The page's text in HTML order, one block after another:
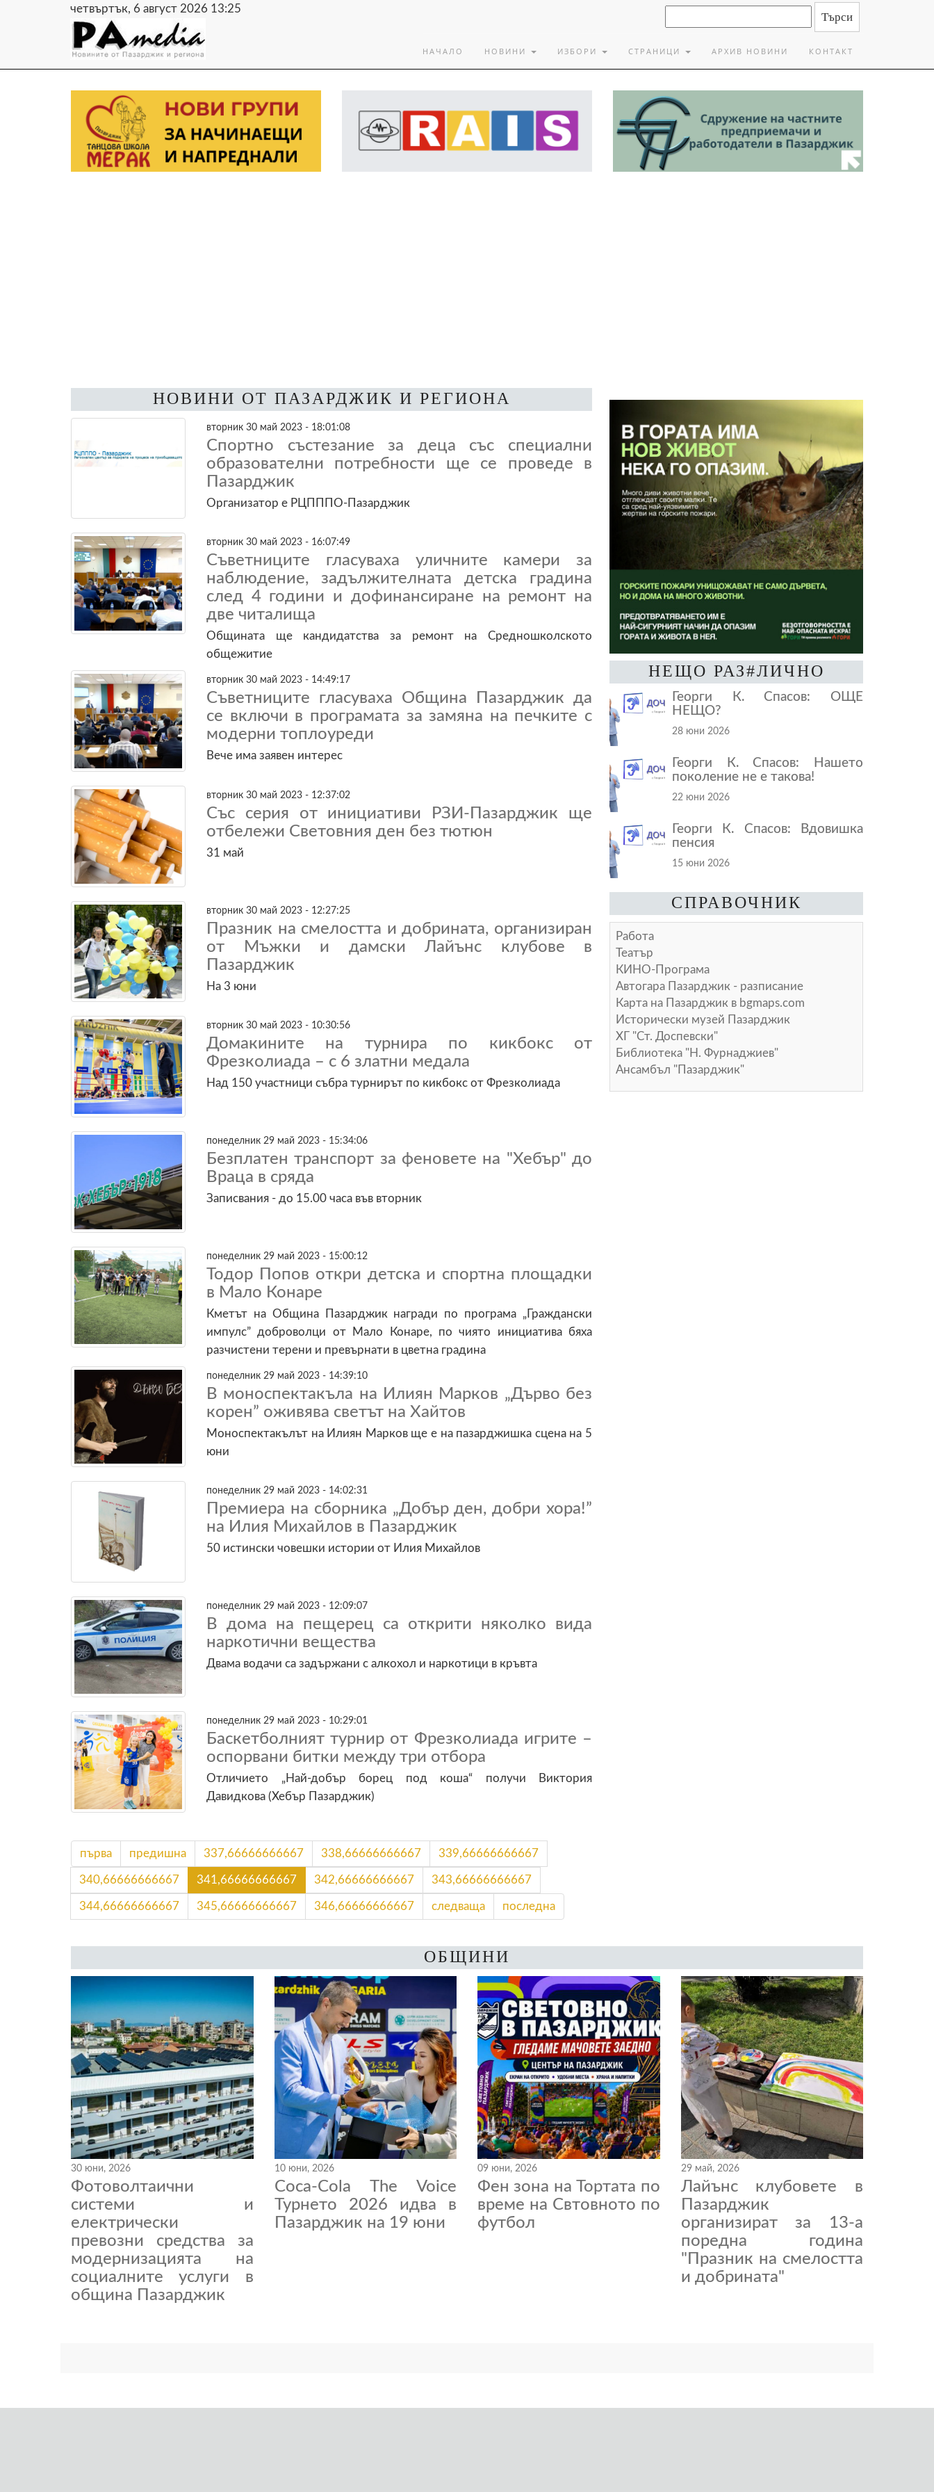
четвъртък, 6 август 2026 13:25
НАЧАЛО НОВИНИ ИЗБОРИ СТРАНИЦИ АРХИВ НОВИНИ КОНТАКТ
НОВИНИ ОТ ПАЗАРДЖИК И РЕГИОНА
вторник 30 май 2023 - 18:01:08
Спортно състезание за деца със специални
образователни потребности ще се проведе в
Пазарджик
Организатор е РЦПППО-Пазарджик
вторник 30 май 2023 - 16:07:49
Съветниците гласуваха уличните камери за
наблюдение, задължителната детска градина
след 4 години и дофинансиране на ремонт на
две читалища
Общината ще кандидатства за ремонт на Средношколското
общежитие
вторник 30 май 2023 - 14:49:17
Съветниците гласуваха Община Пазарджик да
се включи в програмата за замяна на печките с
модерни топлоуреди
Вече има заявен интерес
вторник 30 май 2023 - 12:37:02
Със серия от инициативи РЗИ-Пазарджик ще
отбележи Световния ден без тютюн
31 май
вторник 30 май 2023 - 12:27:25
Празник на смелостта и добрината, организиран
от Мъжки и дамски Лайънс клубове в
Пазарджик
На 3 юни
вторник 30 май 2023 - 10:30:56
Домакините на турнира по кикбокс от
Фрезколиада – с 6 златни медала
Над 150 участници събра турнирът по кикбокс от Фрезколиада
понеделник 29 май 2023 - 15:34:06
Безплатен транспорт за феновете на "Хебър" до
Враца в сряда
Записвания - до 15.00 часа във вторник
понеделник 29 май 2023 - 15:00:12
Тодор Попов откри детска и спортна площадки
в Мало Конаре
Кметът на Община Пазарджик награди по програма „Граждански
импулс” доброволци от Мало Конаре, по чиято инициатива бяха
разчистени терени и превърнати в цветна градина
понеделник 29 май 2023 - 14:39:10
В моноспектакъла на Илиян Марков „Дърво без
корен” оживява светът на Хайтов
Моноспектакълът на Илиян Марков ще е на пазарджишка сцена на 5
юни
понеделник 29 май 2023 - 14:02:31
Премиера на сборника „Добър ден, добри хора!”
на Илия Михайлов в Пазарджик
50 истински човешки истории от Илия Михайлов
понеделник 29 май 2023 - 12:09:07
В дома на пещерец са открити няколко вида
наркотични вещества
Двама водачи са задържани с алкохол и наркотици в кръвта
понеделник 29 май 2023 - 10:29:01
Баскетболният турнир от Фрезколиада игрите –
оспорвани битки между три отбора
Отличието „Най-добър борец под коша“ получи Виктория
Давидкова (Хебър Пазарджик)
първа предишна 337,66666666667 338,66666666667 339,66666666667
340,66666666667 341,66666666667 342,66666666667 343,66666666667
344,66666666667 345,66666666667 346,66666666667 следваща последна
НЕЩО РАЗ#ЛИЧНО
Георги К. Спасов: ОЩЕ
НЕЩО?
28 юни 2026
Георги К. Спасов: Нашето
поколение не е такова!
22 юни 2026
Георги К. Спасов: Вдовишка
пенсия
15 юни 2026
СПРАВОЧНИК
Работа
Театър
КИНО-Програма
Автогара Пазарджик - разписание
Карта на Пазарджик в bgmaps.com
Исторически музей Пазарджик
ХГ "Ст. Доспевски"
Библиотека "Н. Фурнаджиев"
Ансамбъл "Пазарджик"
ОБЩИНИ
30 юни, 2026
Фотоволтаични
системи и
електрически
превозни средства за
модернизацията на
социалните услуги в
община Пазарджик
10 юни, 2026
Coca-Cola The Voice
Турнето 2026 идва в
Пазарджик на 19 юни
09 юни, 2026
Фен зона на Тортата по
време на Свтовното по
футбол
29 май, 2026
Лайънс клубовете в
Пазарджик
организират за 13-а
поредна година
"Празник на смелостта
и добрината"